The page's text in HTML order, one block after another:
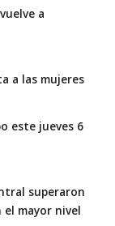
a
a las mujeres
este jueves 6
superaron
el mayor nivel